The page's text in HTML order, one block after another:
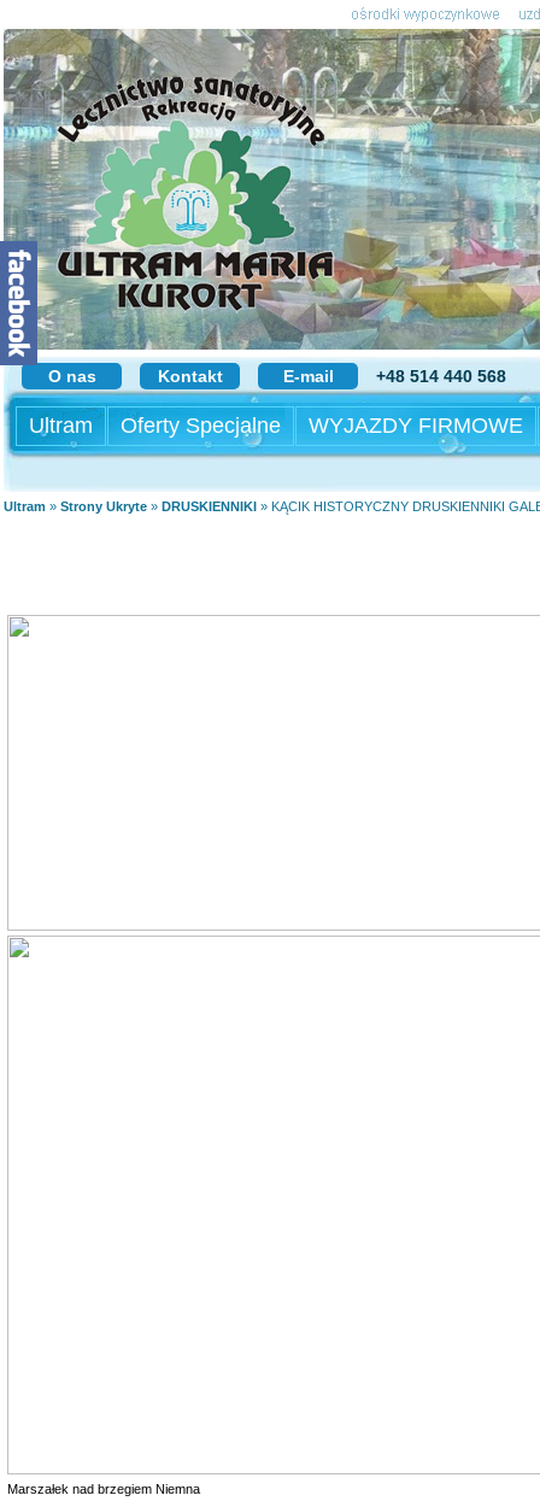
O nas Kontakt E-mail +48 514 440 568
Ultram Oferty Specjalne WYJAZDY FIRMOWE
Ultram » Strony Ukryte » DRUSKIENNIKI » KĄCIK HISTORYCZNY DRUSKIENNIKI
Marszałek nad brzegiem Niemna